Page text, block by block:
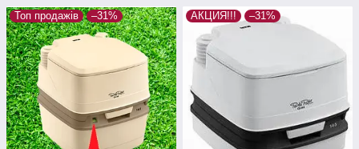
Топ продажів –31% АКЦИЯ!!! –31%